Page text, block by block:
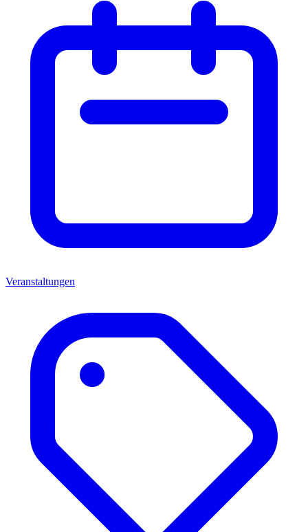
Veranstaltungen